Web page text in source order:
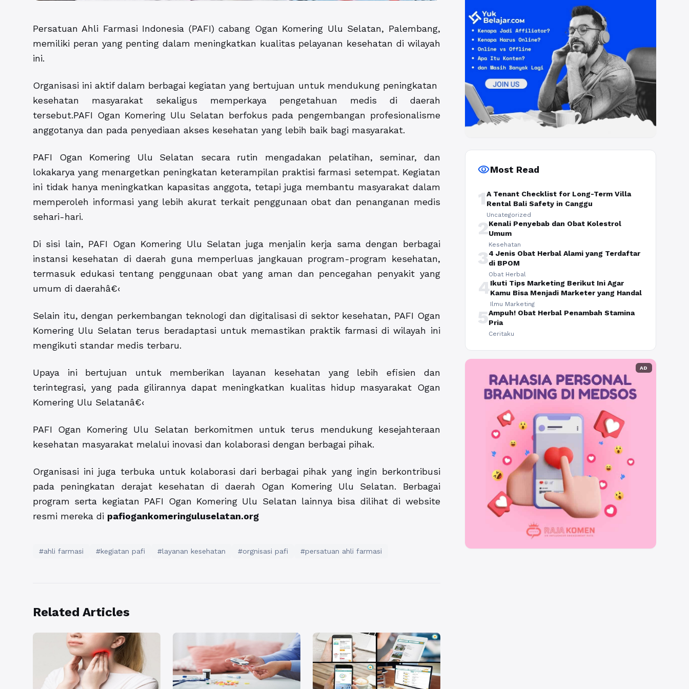
Persatuan Ahli Farmasi Indonesia (PAFI) cabang Ogan Komering Ulu Selatan, Palembang,
memiliki peran yang penting dalam meningkatkan kualitas pelayanan kesehatan di wilayah
ini.
Organisasi ini aktif dalam berbagai kegiatan yang bertujuan untuk mendukung peningkatan
kesehatan masyarakat sekaligus memperkaya pengetahuan medis di daerah
tersebut.PAFI Ogan Komering Ulu Selatan berfokus pada pengembangan profesionalisme
anggotanya dan pada penyediaan akses kesehatan yang lebih baik bagi masyarakat.
PAFI Ogan Komering Ulu Selatan secara rutin mengadakan pelatihan, seminar, dan
lokakarya yang menargetkan peningkatan keterampilan praktisi farmasi setempat. Kegiatan
ini tidak hanya meningkatkan kapasitas anggota, tetapi juga membantu masyarakat dalam
memperoleh informasi yang lebih akurat terkait penggunaan obat dan penanganan medis
sehari-hari.
Di sisi lain, PAFI Ogan Komering Ulu Selatan juga menjalin kerja sama dengan berbagai
instansi kesehatan di daerah guna memperluas jangkauan program-program kesehatan,
termasuk edukasi tentang penggunaan obat yang aman dan pencegahan penyakit yang
umum di daerahâ€‹
Selain itu, dengan perkembangan teknologi dan digitalisasi di sektor kesehatan, PAFI Ogan
Komering Ulu Selatan terus beradaptasi untuk memastikan praktik farmasi di wilayah ini
mengikuti standar medis terbaru.
Upaya ini bertujuan untuk memberikan layanan kesehatan yang lebih efisien dan
terintegrasi, yang pada gilirannya dapat meningkatkan kualitas hidup masyarakat Ogan
Komering Ulu Selatanâ€‹
PAFI Ogan Komering Ulu Selatan berkomitmen untuk terus mendukung kesejahteraan
kesehatan masyarakat melalui inovasi dan kolaborasi dengan berbagai pihak.
Organisasi ini juga terbuka untuk kolaborasi dari berbagai pihak yang ingin berkontribusi
pada peningkatan derajat kesehatan di daerah Ogan Komering Ulu Selatan. Berbagai
program serta kegiatan PAFI Ogan Komering Ulu Selatan lainnya bisa dilihat di website
resmi mereka di pafiogankomeringuluselatan.org
#ahli farmasi #kegiatan pafi #layanan kesehatan #orgnisasi pafi #persatuan ahli farmasi
Related Articles
visibilityMost Read
1A Tenant Checklist for Long-Term Villa
Rental Bali Safety in Canggu
Uncategorized
2Kenali Penyebab dan Obat Kolestrol
Umum
Kesehatan
34 Jenis Obat Herbal Alami yang Terdaftar
di BPOM
Obat Herbal
4Ikuti Tips Marketing Berikut Ini Agar
Kamu Bisa Menjadi Marketer yang Handal
Ilmu Marketing
5Ampuh! Obat Herbal Penambah Stamina
Pria
Ceritaku
AD